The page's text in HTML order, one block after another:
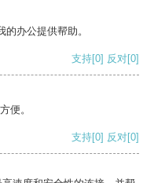
办公提供帮助。
支持[0] 反对[0]
便。
支持[0] 反对[0]